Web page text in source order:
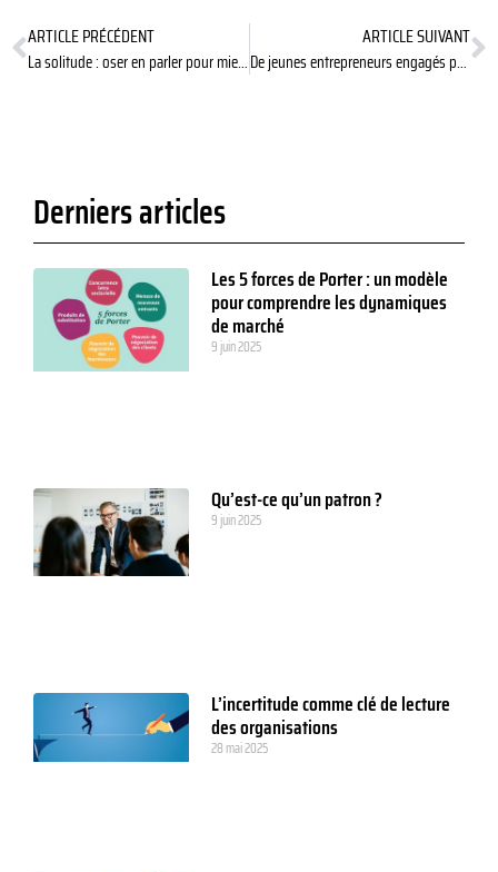
ARTICLE PRÉCÉDENT
La solitude : oser en parler pour mieux la combattre
ARTICLE SUIVANT
De jeunes entrepreneurs engagés pour une alternative à Amazon
Derniers articles
Les 5 forces de Porter : un modèle
pour comprendre les dynamiques
de marché
9 juin 2025
Qu’est-ce qu’un patron ?
9 juin 2025
L’incertitude comme clé de lecture
des organisations
28 mai 2025